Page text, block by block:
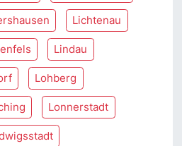
Lichtenau
Lindau
Lohberg
Lonnerstadt